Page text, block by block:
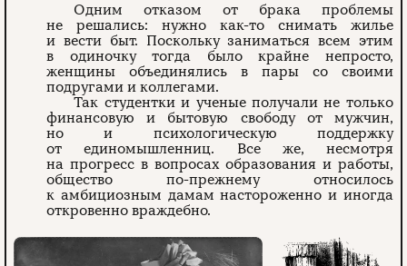
Одним отказом от брака проблемы
не решались: нужно как-то снимать жилье
и вести быт. Поскольку заниматься всем этим
в одиночку тогда было крайне непросто,
женщины объединялись в пары со своими
подругами и коллегами.
Так студентки и ученые получали не только
финансовую и бытовую свободу от мужчин,
но и психологическую поддержку
от единомышленниц. Все же, несмотря
на прогресс в вопросах образования и работы,
общество по-прежнему относилось
к амбициозным дамам настороженно и иногда
откровенно враждебно.